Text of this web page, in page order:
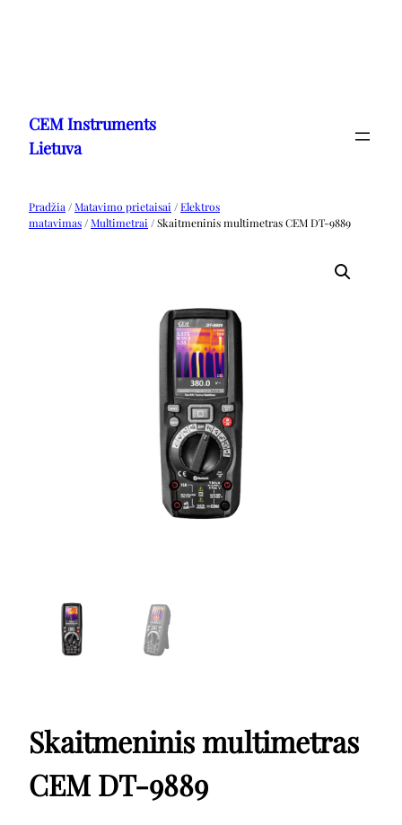
turinio
CEM Instruments
Lietuva
Pradžia /Matavimo prietaisai /Elektros
matavimas /Multimetrai / Skaitmeninis multimetras CEM DT-9889
Skaitmeninis multimetras
CEM DT-9889